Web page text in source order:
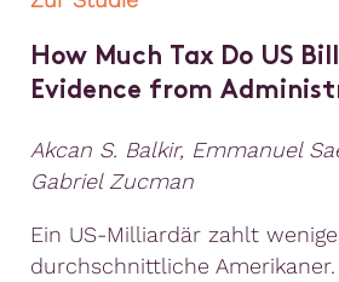
How Much Tax Do US
Evidence from
Akcan S. Balkir, Emmanuel
Gabriel Zucman
Ein US-Milliardär zahlt
durchschnittliche